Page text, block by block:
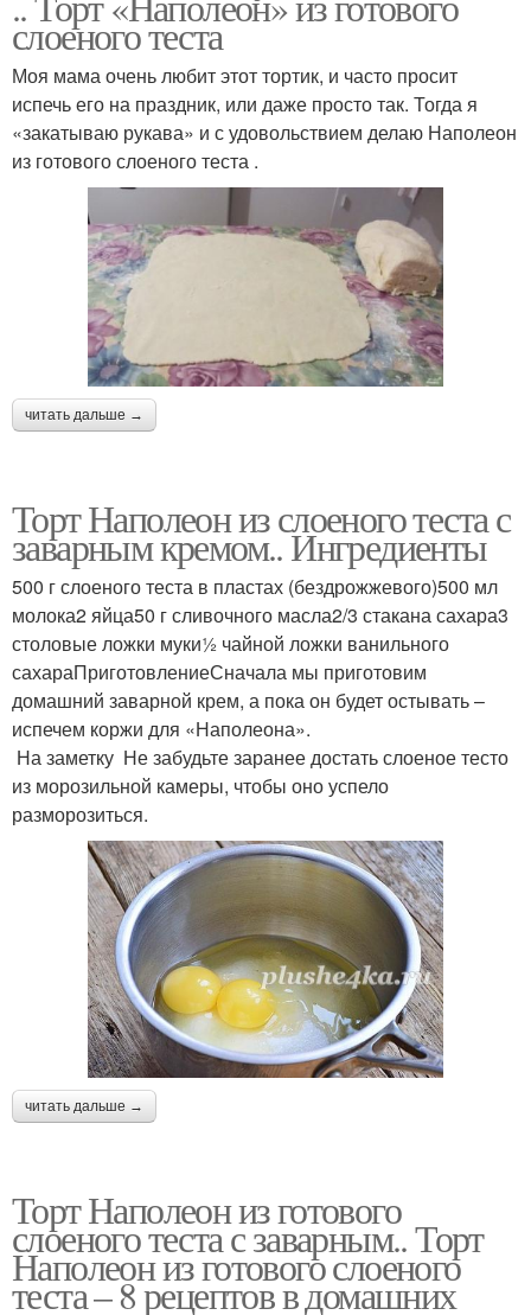
слоеного теста
Моя мама очень любит этот тортик, и часто просит
испечь его на праздник, или даже просто так. Тогда я
«закатываю рукава» и с удовольствием делаю Наполеон
из готового слоеного теста .
читать дальше →
Торт Наполеон из слоеного теста с
заварным кремом.. Ингредиенты
500 г слоеного теста в пластах (бездрожжевого)500 мл
молока2 яйца50 г сливочного масла2/3 стакана сахара3
столовые ложки муки½ чайной ложки ванильного
сахараПриготовлениеСначала мы приготовим
домашний заварной крем, а пока он будет остывать –
испечем коржи для «Наполеона».
На заметку Не забудьте заранее достать слоеное тесто
из морозильной камеры, чтобы оно успело
разморозиться.
читать дальше →
Торт Наполеон из готового
слоеного теста с заварным.. Торт
Наполеон из готового слоеного
теста – 8 рецептов в домашних